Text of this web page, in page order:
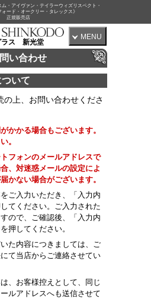
ム・アイヴァン・テイラーウィズリスペクト・
ォード・オークリー・タレックス》
正規販売店
ラス 新光堂
MENU
い合わせ
いて
の上、お問い合わせくださ
かかる場合もございます。
。
フォンのメールアドレスで
、対迷惑メールの設定によ
かない場合がございます。
ご入力いただき、「入力内
てください。ご入力された
ので、ご確認後、「入力内
押してください。
た内容につきましては、ご
て当店からご連絡させてい
、お客様控えとして、同じ
ルアドレスへも送信させて